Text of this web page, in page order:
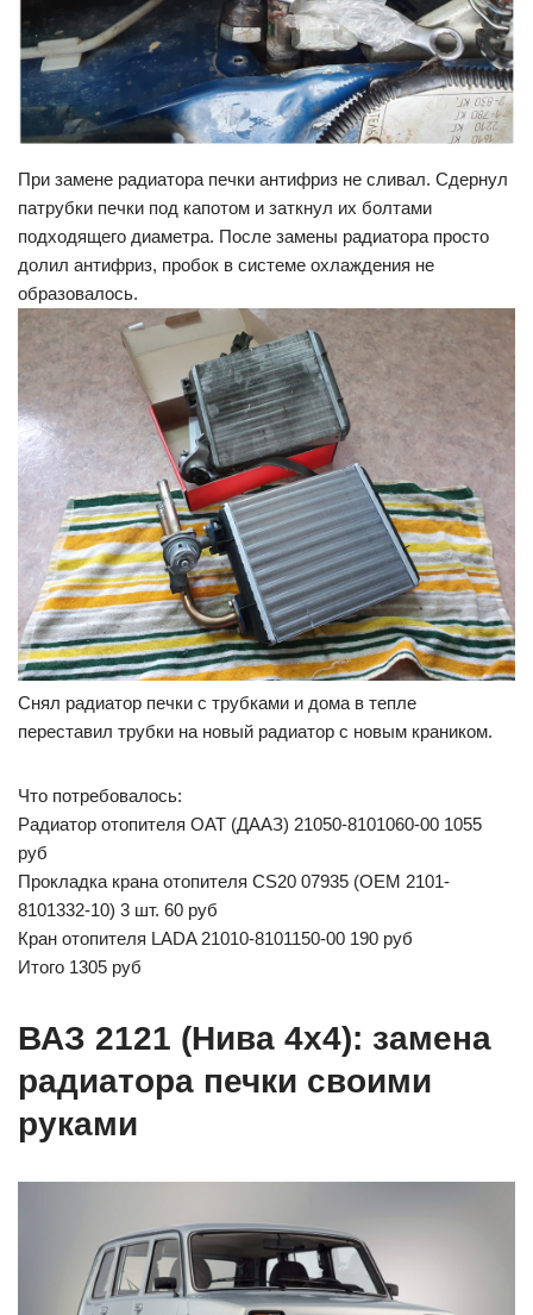
При замене радиатора печки антифриз не сливал. Сдернул
патрубки печки под капотом и заткнул их болтами
подходящего диаметра. После замены радиатора просто
долил антифриз, пробок в системе охлаждения не
образовалось.
Снял радиатор печки с трубками и дома в тепле
переставил трубки на новый радиатор с новым краником.
Что потребовалось:
Радиатор отопителя ОАТ (ДААЗ) 21050-8101060-00 1055
руб
Прокладка крана отопителя CS20 07935 (OEM 2101-
8101332-10) 3 шт. 60 руб
Кран отопителя LADA 21010-8101150-00 190 руб
Итого 1305 руб
ВАЗ 2121 (Нива 4х4): замена
радиатора печки своими
руками